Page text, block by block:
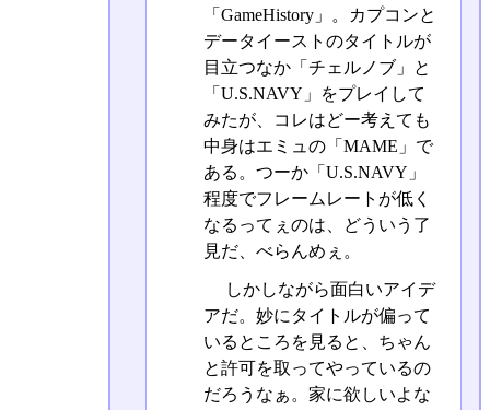
「GameHistory」。カプコンと
データイーストのタイトルが
目立つなか「チェルノブ」と
「U.S.NAVY」をプレイして
みたが、コレはどー考えても
中身はエミュの「MAME」で
ある。つーか「U.S.NAVY」
程度でフレームレートが低く
なるってぇのは、どういう了
見だ、べらんめぇ。
しかしながら面白いアイデ
アだ。妙にタイトルが偏って
いるところを見ると、ちゃん
と許可を取ってやっているの
だろうなぁ。家に欲しいよな